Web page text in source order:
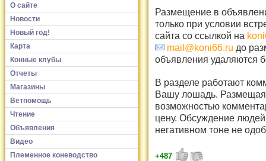
О сайте
Новости
Новый год!
Карта
Конные клубы
Отчеты
Магазины
Ветпомощь
Чтение
Объявления
Видео
Племенное коневодство
Размещение в
только при условии
сайта со ссылкой на
mail@koni66.ru до
объявления удаляются
В разделе работают
Вашу лошадь. Размещая
возможностью
цену. Обсуждение
негативном тоне не
+487